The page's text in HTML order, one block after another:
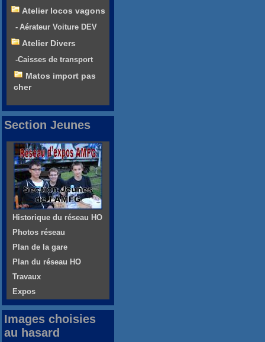
Atelier locos vagons
- Aérateur Voiture DEV
Atelier Divers
-Caisses de transport
Matos import pas
cher
Section Jeunes
Historique du réseau HO
Photos réseau
Plan de la gare
Plan du réseau HO
Travaux
Expos
Images choisies
au hasard